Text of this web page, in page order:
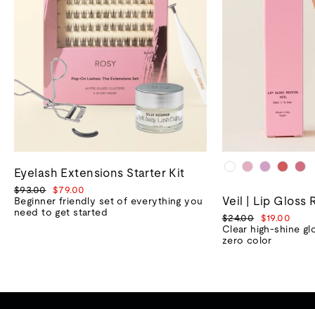
Eyelash Extensions Starter Kit
Prix
normal
$93.00
Prix
de
vente
$79.00
Beginner friendly set of everything you
need to get started
Veil | Lip Gloss
Prix
normal
$24.00
Prix
de
vente
$19.00
Clear high-shine
zero color